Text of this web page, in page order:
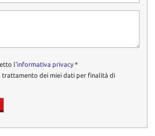
l'informativa privacy *
trattamento dei miei dati per finalità di